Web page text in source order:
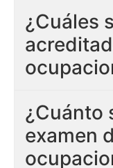
¿Cuáles
¿Cuánto
examen